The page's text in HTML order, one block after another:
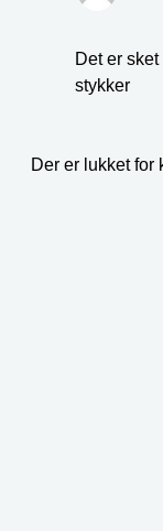
Det er
stykker
Der er lukket for